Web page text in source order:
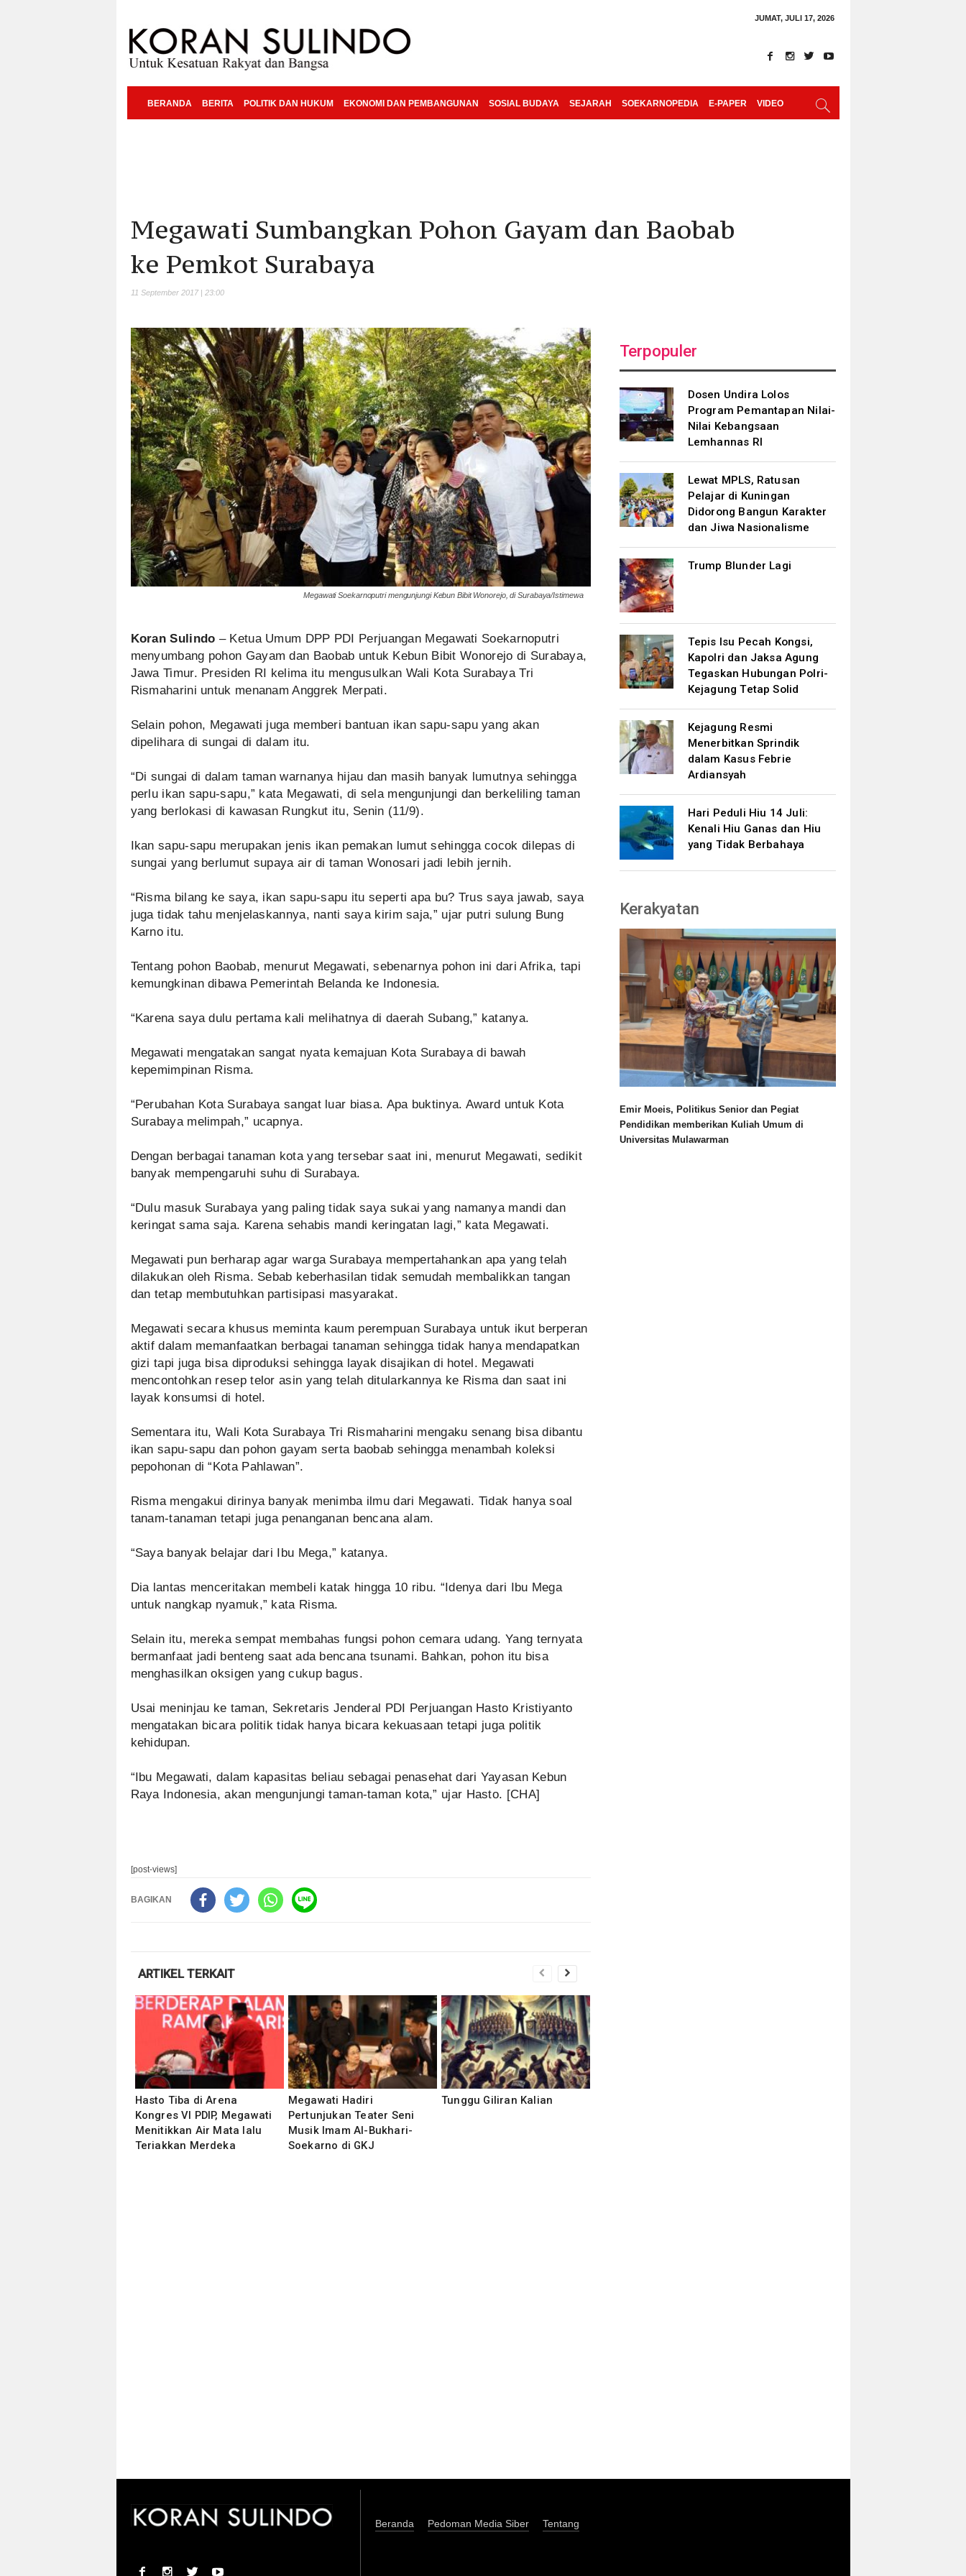
JUMAT, JULI 17, 2026
BERANDA BERITA POLITIK DAN HUKUM EKONOMI DAN PEMBANGUNAN SOSIAL BUDAYA SEJARAH SOEKARNOPEDIA E-PAPER VIDEO
Megawati Sumbangkan Pohon Gayam dan Baobab
ke Pemkot Surabaya
11 September 2017 | 23:00
Megawati Soekarnoputri mengunjungi Kebun Bibit Wonorejo, di Surabaya/Istimewa
Koran Sulindo – Ketua Umum DPP PDI Perjuangan Megawati Soekarnoputri
menyumbang pohon Gayam dan Baobab untuk Kebun Bibit Wonorejo di Surabaya,
Jawa Timur. Presiden RI kelima itu mengusulkan Wali Kota Surabaya Tri
Rismaharini untuk menanam Anggrek Merpati.
Selain pohon, Megawati juga memberi bantuan ikan sapu-sapu yang akan
dipelihara di sungai di dalam itu.
“Di sungai di dalam taman warnanya hijau dan masih banyak lumutnya sehingga
perlu ikan sapu-sapu,” kata Megawati, di sela mengunjungi dan berkeliling taman
yang berlokasi di kawasan Rungkut itu, Senin (11/9).
Ikan sapu-sapu merupakan jenis ikan pemakan lumut sehingga cocok dilepas di
sungai yang berlumut supaya air di taman Wonosari jadi lebih jernih.
“Risma bilang ke saya, ikan sapu-sapu itu seperti apa bu? Trus saya jawab, saya
juga tidak tahu menjelaskannya, nanti saya kirim saja,” ujar putri sulung Bung
Karno itu.
Tentang pohon Baobab, menurut Megawati, sebenarnya pohon ini dari Afrika, tapi
kemungkinan dibawa Pemerintah Belanda ke Indonesia.
“Karena saya dulu pertama kali melihatnya di daerah Subang,” katanya.
Megawati mengatakan sangat nyata kemajuan Kota Surabaya di bawah
kepemimpinan Risma.
“Perubahan Kota Surabaya sangat luar biasa. Apa buktinya. Award untuk Kota
Surabaya melimpah,” ucapnya.
Dengan berbagai tanaman kota yang tersebar saat ini, menurut Megawati, sedikit
banyak mempengaruhi suhu di Surabaya.
“Dulu masuk Surabaya yang paling tidak saya sukai yang namanya mandi dan
keringat sama saja. Karena sehabis mandi keringatan lagi,” kata Megawati.
Megawati pun berharap agar warga Surabaya mempertahankan apa yang telah
dilakukan oleh Risma. Sebab keberhasilan tidak semudah membalikkan tangan
dan tetap membutuhkan partisipasi masyarakat.
Megawati secara khusus meminta kaum perempuan Surabaya untuk ikut berperan
aktif dalam memanfaatkan berbagai tanaman sehingga tidak hanya mendapatkan
gizi tapi juga bisa diproduksi sehingga layak disajikan di hotel. Megawati
mencontohkan resep telor asin yang telah ditularkannya ke Risma dan saat ini
layak konsumsi di hotel.
Sementara itu, Wali Kota Surabaya Tri Rismaharini mengaku senang bisa dibantu
ikan sapu-sapu dan pohon gayam serta baobab sehingga menambah koleksi
pepohonan di “Kota Pahlawan”.
Risma mengakui dirinya banyak menimba ilmu dari Megawati. Tidak hanya soal
tanam-tanaman tetapi juga penanganan bencana alam.
“Saya banyak belajar dari Ibu Mega,” katanya.
Dia lantas menceritakan membeli katak hingga 10 ribu. “Idenya dari Ibu Mega
untuk nangkap nyamuk,” kata Risma.
Selain itu, mereka sempat membahas fungsi pohon cemara udang. Yang ternyata
bermanfaat jadi benteng saat ada bencana tsunami. Bahkan, pohon itu bisa
menghasilkan oksigen yang cukup bagus.
Usai meninjau ke taman, Sekretaris Jenderal PDI Perjuangan Hasto Kristiyanto
mengatakan bicara politik tidak hanya bicara kekuasaan tetapi juga politik
kehidupan.
“Ibu Megawati, dalam kapasitas beliau sebagai penasehat dari Yayasan Kebun
Raya Indonesia, akan mengunjungi taman-taman kota,” ujar Hasto. [CHA]
[post-views]
BAGIKAN
ARTIKEL TERKAIT
Hasto Tiba di Arena
Kongres VI PDIP, Megawati
Menitikkan Air Mata lalu
Teriakkan Merdeka
Megawati Hadiri
Pertunjukan Teater Seni
Musik Imam Al-Bukhari-
Soekarno di GKJ
Tunggu Giliran Kalian
Terpopuler
Dosen Undira Lolos
Program Pemantapan Nilai-
Nilai Kebangsaan
Lemhannas RI
Lewat MPLS, Ratusan
Pelajar di Kuningan
Didorong Bangun Karakter
dan Jiwa Nasionalisme
Trump Blunder Lagi
Tepis Isu Pecah Kongsi,
Kapolri dan Jaksa Agung
Tegaskan Hubungan Polri-
Kejagung Tetap Solid
Kejagung Resmi
Menerbitkan Sprindik
dalam Kasus Febrie
Ardiansyah
Hari Peduli Hiu 14 Juli:
Kenali Hiu Ganas dan Hiu
yang Tidak Berbahaya
Kerakyatan
Emir Moeis, Politikus Senior dan Pegiat
Pendidikan memberikan Kuliah Umum di
Universitas Mulawarman
Beranda Pedoman Media Siber Tentang